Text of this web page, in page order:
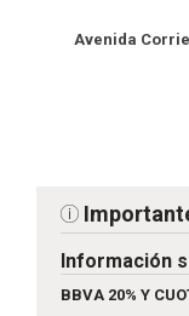
Avenida
Información
BBVA 20% Y